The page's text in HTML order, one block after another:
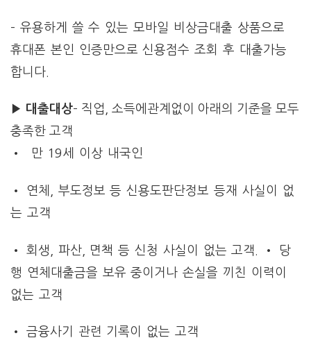
– 유용하게 쓸 수 있는 모바일 비상금대출 상품으로
휴대폰 본인 인증만으로 신용점수 조회 후 대출가능
합니다.
▶ 대출대상– 직업, 소득에관계없이 아래의 기준을 모두
충족한 고객
• 만 19세 이상 내국인
• 연체, 부도정보 등 신용도판단정보 등재 사실이 없
는 고객
• 회생, 파산, 면책 등 신청 사실이 없는 고객. • 당
행 연체대출금을 보유 중이거나 손실을 끼친 이력이
없는 고객
• 금융사기 관련 기록이 없는 고객